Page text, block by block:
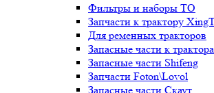
Фильтры и наборы ТО
Запчасти к трактору
Для ременных тракторов
Запасные части к
Запасные части Shifeng
Запчасти Foton\Lovol
Запасные части Скаут